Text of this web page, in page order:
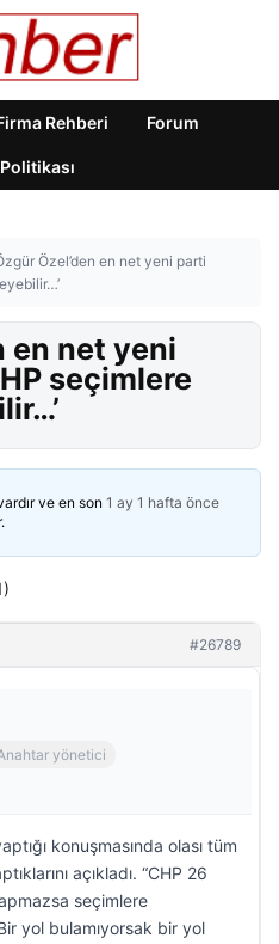
Rehberi Forum
Özel’den en net yeni parti
en net yeni
seçimlere
ve en son 1 ay 1 hafta önce
#26789
yönetici
konuşmasında olası tüm
açıkladı. “CHP 26
seçimlere
yol bulamıyorsak bir yol